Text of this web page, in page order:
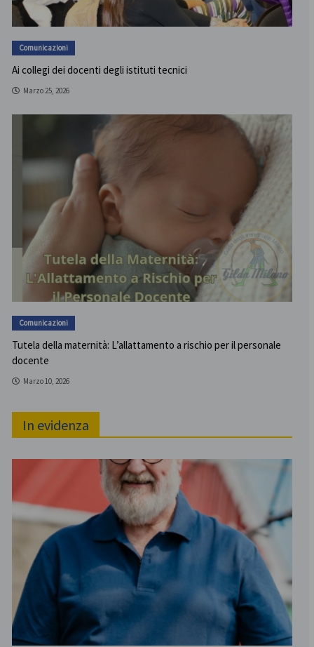
Comunicazioni
Ai collegi dei docenti degli istituti tecnici
Marzo 25, 2026
Comunicazioni
Tutela della maternità: L’allattamento a rischio per il personale
docente
Marzo 10, 2026
In evidenza